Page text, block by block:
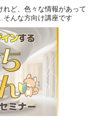
ど、色々な情報があって
んな方向け講座です